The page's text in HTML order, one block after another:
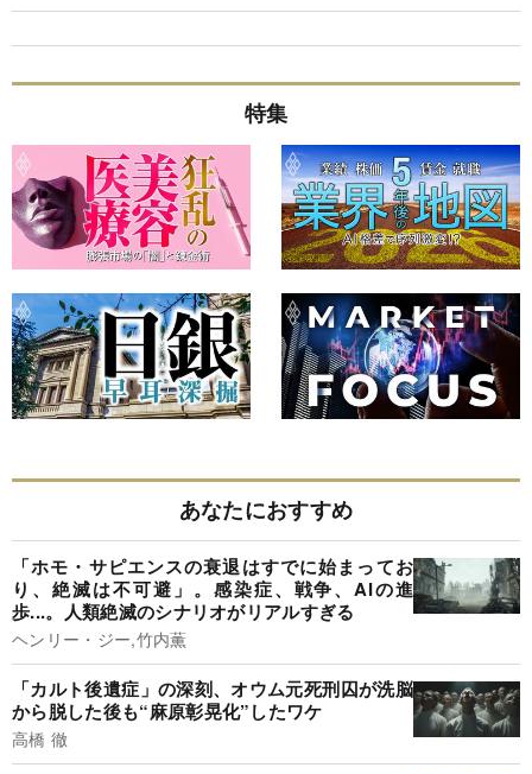
特集
あなたにおすすめ
「ホモ・サピエンスの衰退はすでに始まってお
り、絶滅は不可避」。感染症、戦争、AIの進
歩...。人類絶滅のシナリオがリアルすぎる
ヘンリー・ジー,竹内薫
「カルト後遺症」の深刻、オウム元死刑囚が洗脳
から脱した後も“麻原彰晃化”したワケ
高橋 徹